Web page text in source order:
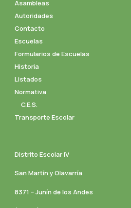
Asambleas
Autoridades
Contacto
Escuelas
Formularios de Escuelas
Historia
Listados
Normativa
C.E.S.
Transporte Escolar
Distrito Escolar IV
San Martín y Olavarría
8371 – Junín de los Andes